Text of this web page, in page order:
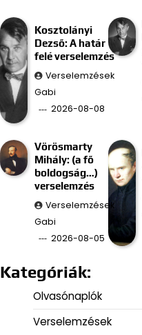
Kosztolányi
Dezső: A határ
felé verselemzés
Verselemzések
Gabi
2026-08-08
Vörösmarty
Mihály: (a fő
boldogság…)
verselemzés
Verselemzések
Gabi
2026-08-05
Kategóriák:
Olvasónaplók
Verselemzések